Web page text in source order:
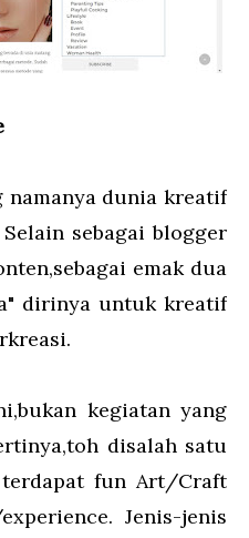
dunia kreatif
sebagai blogger
emak dua
dirinya untuk kreatif
kegiatan yang
disalah satu
fun Art/Craft
Jenis-jenis